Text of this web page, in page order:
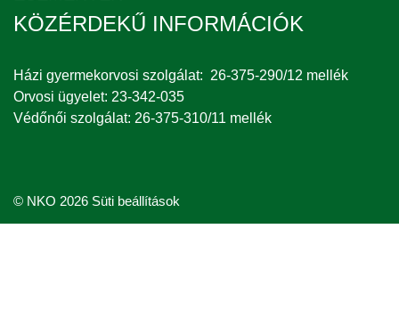
KÖZÉRDEKŰ INFORMÁCIÓK
Házi gyermekorvosi szolgálat: 26-375-290/12 mellék
Orvosi ügyelet: 23-342-035
Védőnői szolgálat: 26-375-310/11 mellék
© NKO 2026 Süti beállítások